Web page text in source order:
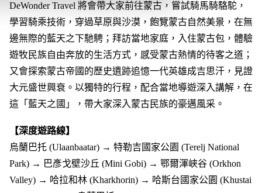
DeWonder Travel 將會帶大家前往蒙古，嘗試騎馬騎駱駝，
學習騎乘技術，穿過草原與沙漠，飽覽蒙古自然美景，在無
邊無際的藍天之下馳騁；拜訪當地家庭，入住蒙古包，體驗
遊牧民族自由奔放的生活方式，感受蒙古熱情的待客之道；
又會探索蒙古帝國的歷史遺跡追憶一代英雄成吉思汗，見證
大元盛世興衰。以獨特的行程，配合當地導遊深入講解，在
這「藍天之國」，帶大家深入蒙古民族的豪邁風采。
【深度遊路線】
烏蘭巴托 (Ulaanbaatar) → 特勒吉國家公園 (Terelj National
Park) → 巴彥戈壁沙丘 (Mini Gobi) → 鄂爾渾峽谷 (Orkhon
Valley) → 哈拉和林 (Kharkhorin) → 哈斯台國家公園 (Khustai